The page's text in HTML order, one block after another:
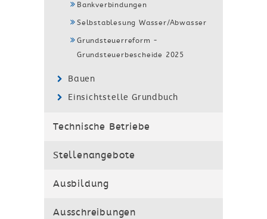
Bankverbindungen
Selbstablesung Wasser/Abwasser
Grundsteuerreform -
Grundsteuerbescheide 2025
Bauen
Einsichtstelle Grundbuch
Technische Betriebe
Stellenangebote
Ausbildung
Ausschreibungen